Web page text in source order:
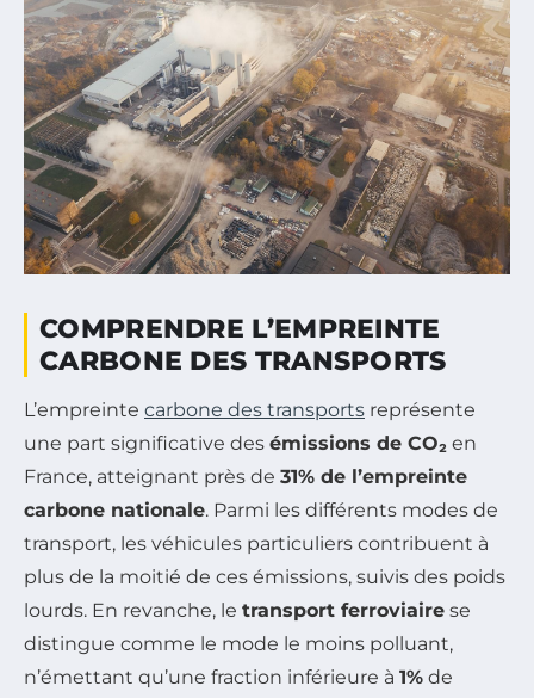
COMPRENDRE L’EMPREINTE
CARBONE DES TRANSPORTS
L’empreinte carbone des transports représente
une part significative des émissions de CO₂ en
France, atteignant près de 31% de l’empreinte
carbone nationale. Parmi les différents modes de
transport, les véhicules particuliers contribuent à
plus de la moitié de ces émissions, suivis des poids
lourds. En revanche, le transport ferroviaire se
distingue comme le mode le moins polluant,
n’émettant qu’une fraction inférieure à 1% de